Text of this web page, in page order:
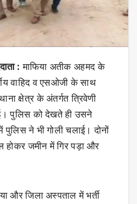
: माफिया अतीक अहमद के
वाहिद व एसओजी के साथ
क्षेत्र के अंतर्गत त्रिवेणी
पुलिस को देखते ही उसने
ने भी गोली चलाई। दोनों
होकर जमीन में गिर पड़ा और
और जिला अस्पताल में भर्ती